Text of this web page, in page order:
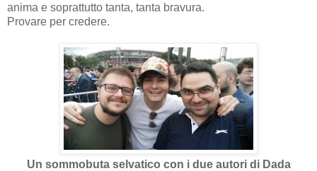
anima e soprattutto tanta, tanta bravura.
Provare per credere.
Un sommobuta selvatico con i due autori di Dada